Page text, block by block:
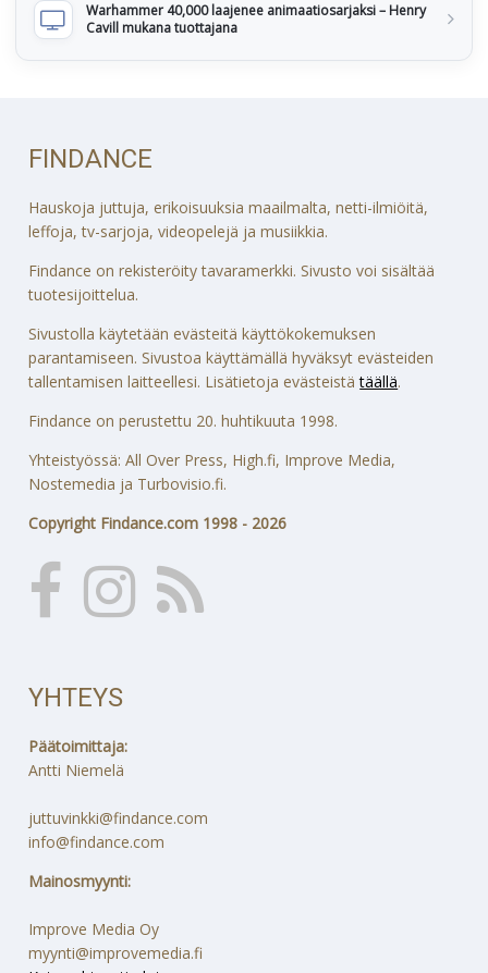
Warhammer 40,000 laajenee animaatiosarjaksi – Henry
Cavill mukana tuottajana
FINDANCE
Hauskoja juttuja, erikoisuuksia maailmalta, netti-ilmiöitä,
leffoja, tv-sarjoja, videopelejä ja musiikkia.
Findance on rekisteröity tavaramerkki. Sivusto voi sisältää
tuotesijoittelua.
Sivustolla käytetään evästeitä käyttökokemuksen
parantamiseen. Sivustoa käyttämällä hyväksyt evästeiden
tallentamisen laitteellesi. Lisätietoja evästeistätäällä.
Findance on perustettu 20. huhtikuuta 1998.
Yhteistyössä: All Over Press, High.fi, Improve Media,
Nostemedia ja Turbovisio.fi.
Copyright Findance.com 1998 - 2026
YHTEYS
Päätoimittaja:
Antti Niemelä
juttuvinkki@findance.com
info@findance.com
Mainosmyynti:
Improve Media Oy
myynti@improvemedia.fi